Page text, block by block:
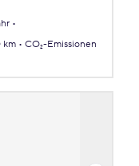
km
CO₂-Emissionen